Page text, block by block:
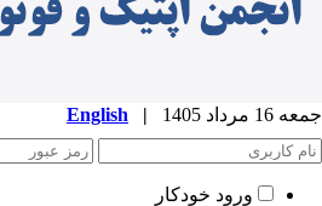
جمعه 16 مرداد 1405 |
English
ورود خودکار